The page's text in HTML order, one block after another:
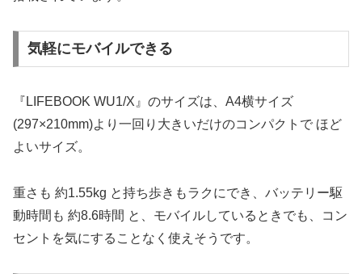
気軽にモバイルできる
『LIFEBOOK WU1/X』のサイズは、A4横サイズ
(297×210mm)より一回り大きいだけのコンパクトで ほど
よいサイズ。
重さも 約1.55kg と持ち歩きもラクにでき、バッテリー駆
動時間も 約8.6時間 と、モバイルしているときでも、コン
セントを気にすることなく使えそうです。